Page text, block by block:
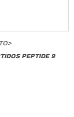
>
PEPTIDE 9